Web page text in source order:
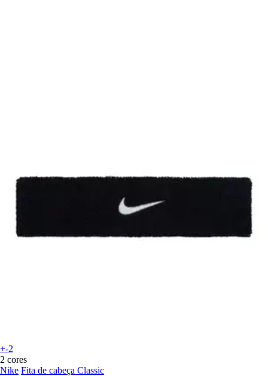
+-2
2 cores
Nike Fita de cabeça Classic